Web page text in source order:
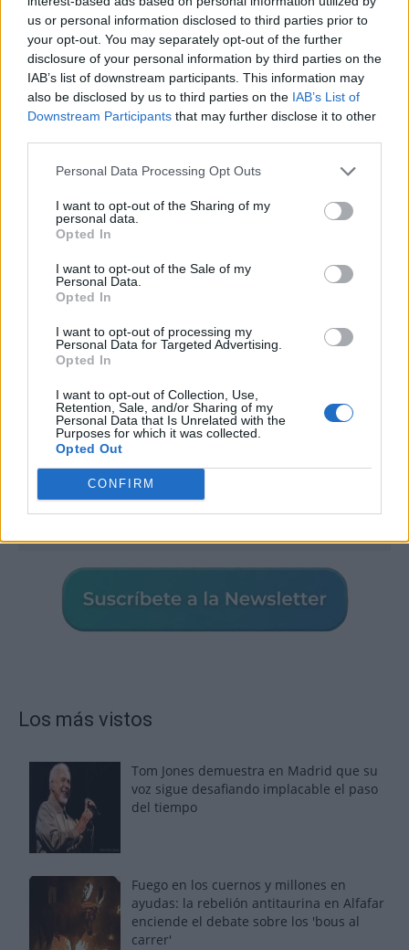
us or personal information disclosed to third parties prior to
your opt-out. You may separately opt-out of the further
disclosure of your personal information by third parties on the
IAB’s list of downstream participants. This information may
also be disclosed by us to third parties on the IAB’s List of
Downstream Participants that may further disclose it to other
Personal Data Processing Opt Outs
I want to opt-out of the Sharing of my
personal data.
Opted In
I want to opt-out of the Sale of my
Personal Data.
Opted In
I want to opt-out of processing my
Personal Data for Targeted Advertising.
Opted In
I want to opt-out of Collection, Use,
Retention, Sale, and/or Sharing of my
Personal Data that Is Unrelated with the
Purposes for which it was collected.
Opted Out
CONFIRM
Publicidad
Los más vistos
Tom Jones demuestra en Madrid que su
voz sigue desafiando implacable el paso
del tiempo
Fuego en los cuernos y millones en
ayudas: la rebelión antitaurina en Alfafar
enciende el debate sobre los 'bous al
carrer'